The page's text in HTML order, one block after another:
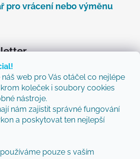
náš web pro Vás otáčel co nejlépe
koleček i soubory cookies
nástroje.
nám zajistit správné fungování
a poskytovat ten nejlepší
pouze s vaším
pro vrácení nebo výměnu
my vám budeme zasílat informace
na našem e-shopu.
Vám budeme zasílat ty nejlepší
souhlasíte spodmínkami